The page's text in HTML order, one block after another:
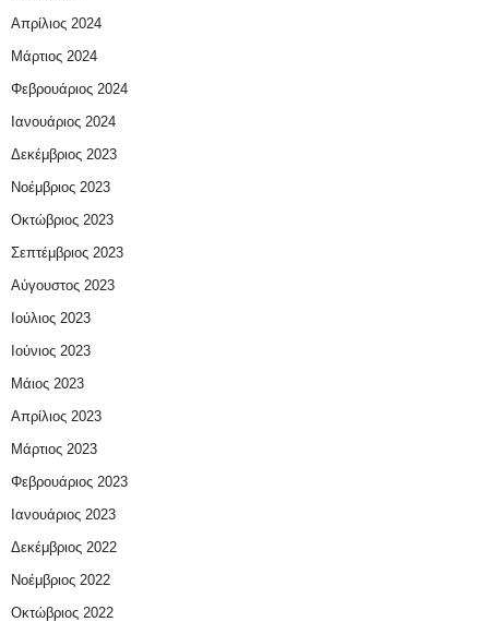
Απρίλιος 2024
Μάρτιος 2024
Φεβρουάριος 2024
Ιανουάριος 2024
Δεκέμβριος 2023
Νοέμβριος 2023
Οκτώβριος 2023
Σεπτέμβριος 2023
Αύγουστος 2023
Ιούλιος 2023
Ιούνιος 2023
Μάιος 2023
Απρίλιος 2023
Μάρτιος 2023
Φεβρουάριος 2023
Ιανουάριος 2023
Δεκέμβριος 2022
Νοέμβριος 2022
Οκτώβριος 2022